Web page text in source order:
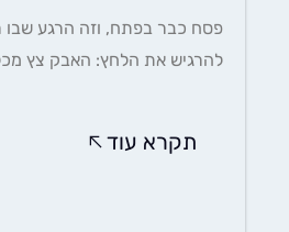
פסח כבר בפתח, וזה הרגע שבו רובנו
להרגיש את הלחץ: האבק צץ מכל
תקרא עוד